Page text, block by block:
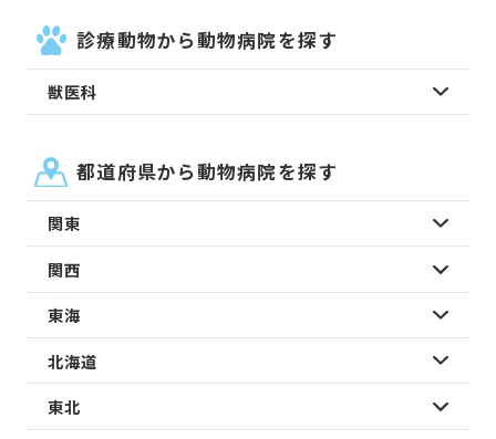
診療動物から動物病院を探す
獣医科
都道府県から動物病院を探す
関東
関西
東海
北海道
東北